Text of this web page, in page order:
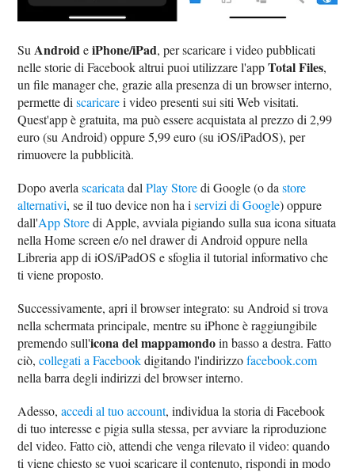
Su AndroideiPhone/iPad, per scaricare i video pubblicati
nelle storie di Facebook altrui puoi utilizzare l'appTotal Files,
un file manager che, grazie alla presenza di un browser interno,
permette discaricarei video presenti sui siti Web visitati.
Quest'app è gratuita, ma può essere acquistata al prezzo di 2,99
euro (su Android) oppure 5,99 euro (su iOS/iPadOS), per
rimuovere la pubblicità.
Dopo averlascaricata dalPlay Storedi Google (o dastore
alternativi, se il tuo device non ha iservizi di Google) oppure
dall'App Storedi Apple, avviala pigiando sulla sua icona situata
nella Home screen e/o nel drawer di Android oppure nella
Libreria app di iOS/iPadOS e sfoglia il tutorial informativo che
ti viene proposto.
Successivamente, apri il browser integrato: su Android si trova
nella schermata principale, mentre su iPhone è raggiungibile
premendo sull'icona del mappamondoin basso a destra. Fatto
ciò,collegati a Facebookdigitando l'indirizzofacebook.com
nella barra degli indirizzi del browser interno.
Adesso,accedi al tuo account, individua la storia di Facebook
di tuo interesse e pigia sulla stessa, per avviare la riproduzione
del video. Fatto ciò, attendi che venga rilevato il video: quando
ti viene chiesto se vuoi scaricare il contenuto, rispondi in modo